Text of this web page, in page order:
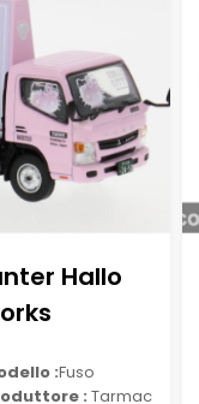
Hallo
:Fuso
: Tarmac